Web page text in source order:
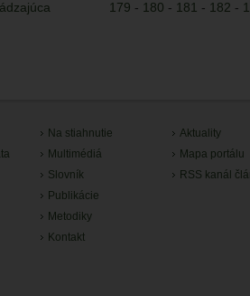
179 - 180 - 181 - 182 -
Na stiahnutie
Multimédiá
Slovník
Publikácie
Metodiky
Kontakt
Aktuality
Mapa portálu
RSS kanál